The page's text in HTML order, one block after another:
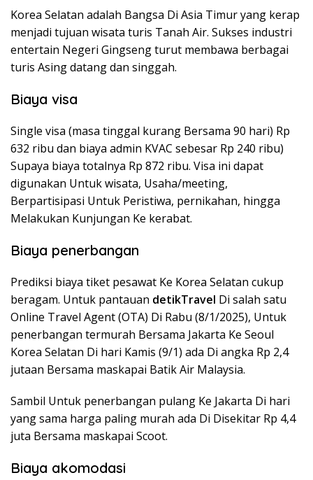
Korea Selatan adalah Bangsa Di Asia Timur yang kerap
menjadi tujuan wisata turis Tanah Air. Sukses industri
entertain Negeri Gingseng turut membawa berbagai
turis Asing datang dan singgah.
Biaya visa
Single visa (masa tinggal kurang Bersama 90 hari) Rp
632 ribu dan biaya admin KVAC sebesar Rp 240 ribu)
Supaya biaya totalnya Rp 872 ribu. Visa ini dapat
digunakan Untuk wisata, Usaha/meeting,
Berpartisipasi Untuk Peristiwa, pernikahan, hingga
Melakukan Kunjungan Ke kerabat.
Biaya penerbangan
Prediksi biaya tiket pesawat Ke Korea Selatan cukup
beragam. Untuk pantauan detikTravel Di salah satu
Online Travel Agent (OTA) Di Rabu (8/1/2025), Untuk
penerbangan termurah Bersama Jakarta Ke Seoul
Korea Selatan Di hari Kamis (9/1) ada Di angka Rp 2,4
jutaan Bersama maskapai Batik Air Malaysia.
Sambil Untuk penerbangan pulang Ke Jakarta Di hari
yang sama harga paling murah ada Di Disekitar Rp 4,4
juta Bersama maskapai Scoot.
Biaya akomodasi